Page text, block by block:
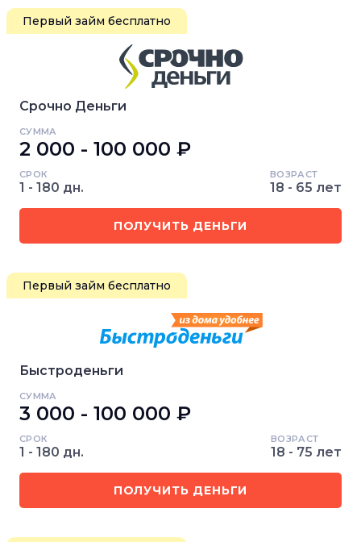
Первый займ бесплатно
Срочно Деньги
СУММА
2 000 - 100 000 ₽
СРОК
1 - 180 дн.
ВОЗРАСТ
18 - 65 лет
ПОЛУЧИТЬ ДЕНЬГИ
Первый займ бесплатно
Быстроденьги
СУММА
3 000 - 100 000 ₽
СРОК
1 - 180 дн.
ВОЗРАСТ
18 - 75 лет
ПОЛУЧИТЬ ДЕНЬГИ